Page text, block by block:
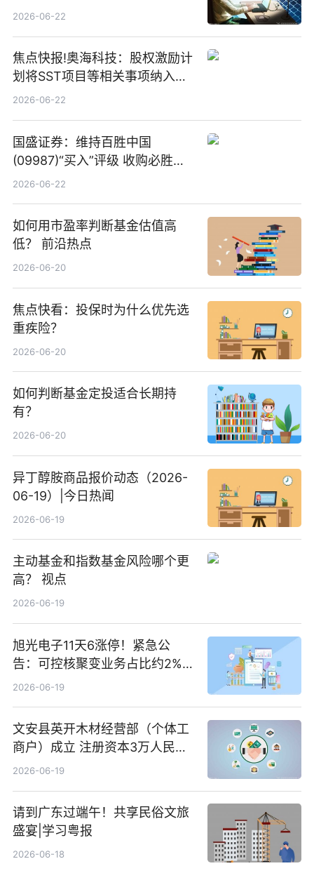
板新材料业务
2026-06-22
焦点快报!奥海科技：股权激励计
划将SST项目等相关事项纳入专
项业务发展考核指标
2026-06-22
国盛证券：维持百胜中国
(09987)“买入”评级 收购必胜客
中国增厚利润加速成长 信息
2026-06-22
如何用市盈率判断基金估值高
低？ 前沿热点
2026-06-20
焦点快看：投保时为什么优先选
重疾险？
2026-06-20
如何判断基金定投适合长期持
有？
2026-06-20
异丁醇胺商品报价动态（2026-
06-19）|今日热闻
2026-06-19
主动基金和指数基金风险哪个更
高？ 视点
2026-06-19
旭光电子11天6涨停！紧急公
告：可控核聚变业务占比约2%！
前沿热点
2026-06-19
文安县英开木材经营部（个体工
商户）成立 注册资本3万人民币
新要闻
2026-06-19
请到广东过端午！共享民俗文旅
盛宴|学习粤报
2026-06-18